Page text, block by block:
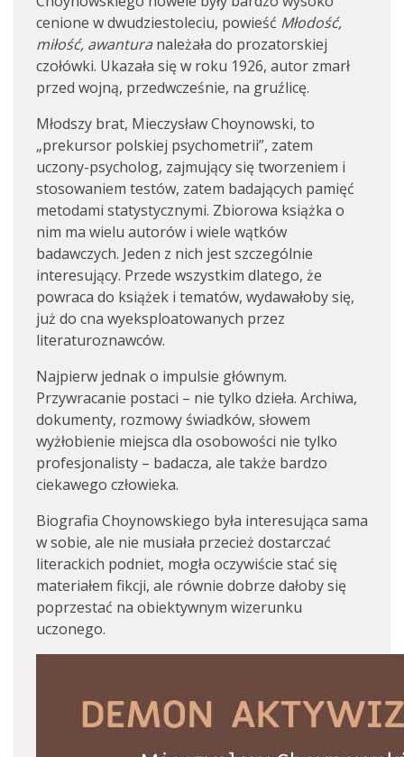
cenione w dwudziestoleciu, powieść Młodość,
miłość, awantura należała do prozatorskiej
czołówki. Ukazała się w roku 1926, autor zmarł
przed wojną, przedwcześnie, na gruźlicę.
Młodszy brat, Mieczysław Choynowski, to
„prekursor polskiej psychometrii”, zatem
uczony-psycholog, zajmujący się tworzeniem i
stosowaniem testów, zatem badających pamięć
metodami statystycznymi. Zbiorowa książka o
nim ma wielu autorów i wiele wątków
badawczych. Jeden z nich jest szczególnie
interesujący. Przede wszystkim dlatego, że
powraca do książek i tematów, wydawałoby się,
już do cna wyeksploatowanych przez
literaturoznawców.
Najpierw jednak o impulsie głównym.
Przywracanie postaci – nie tylko dzieła. Archiwa,
dokumenty, rozmowy świadków, słowem
wyżłobienie miejsca dla osobowości nie tylko
profesjonalisty – badacza, ale także bardzo
ciekawego człowieka.
Biografia Choynowskiego była interesująca sama
w sobie, ale nie musiała przecież dostarczać
literackich podniet, mogła oczywiście stać się
materiałem fikcji, ale równie dobrze dałoby się
poprzestać na obiektywnym wizerunku
uczonego.